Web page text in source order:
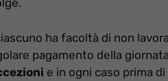
ha facoltà di non
pagamento della
e in ogni caso prima